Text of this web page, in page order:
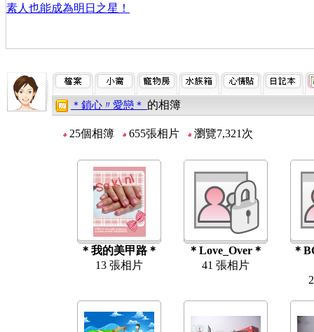
素人也能成為明日之星！
＊鎖心〃愛戀＊ 的相簿
25個相簿 655張相片 瀏覽7,321次
＊我的美甲路＊
13 張相片
＊Love_Over＊
41 張相片
＊